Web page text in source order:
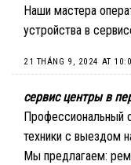
Наши мастера
устройства в
21 THÁNG 9, 2024 AT
сервис центры в
Профессиональный
техники с выездом
Мы предлагаем: